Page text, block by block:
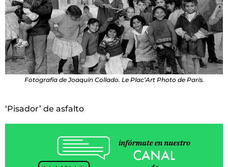
Fotografía de Joaquín Collado. Le Plac’Art Photo de París.
‘Pisador’ de asfalto